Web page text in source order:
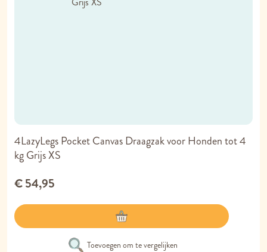
4LazyLegs Pocket Canvas Draagzak voor Honden tot 4
kg Grijs XS
€ 54,95
Toevoegen om te vergelijken